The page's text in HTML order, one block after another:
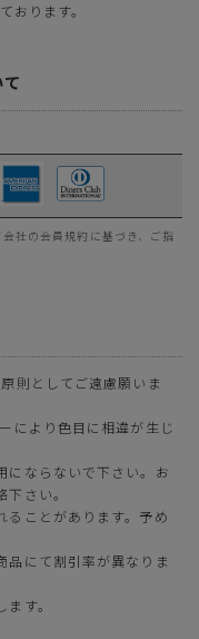
おります。
社の会員規約に基づき、ご指
則としてご遠慮願いま
により色目に相違が生じ
にならないで下さい。お
さい。
ることがあります。予め
品にて割引率が異なりま
す。